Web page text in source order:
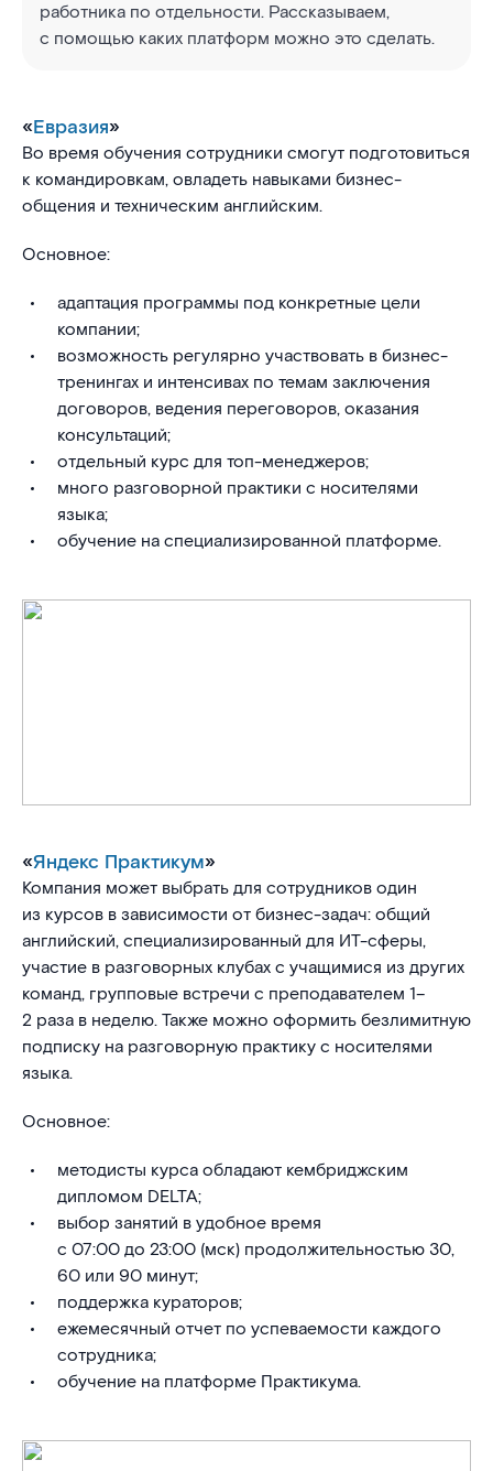
работника по отдельности. Рассказываем,
с помощью каких платформ можно это сделать.
«Евразия»
Во время обучения сотрудники смогут подготовиться
к командировкам, овладеть навыками бизнес-
общения и техническим английским.
Основное:
адаптация программы под конкретные цели
компании;
возможность регулярно участвовать в бизнес-
тренингах и интенсивах по темам заключения
договоров, ведения переговоров, оказания
консультаций;
отдельный курс для топ-менеджеров;
много разговорной практики с носителями
языка;
обучение на специализированной платформе.
«Яндекс Практикум»
Компания может выбрать для сотрудников один
из курсов в зависимости от бизнес-задач: общий
английский, специализированный для ИТ-сферы,
участие в разговорных клубах с учащимися из других
команд, групповые встречи с преподавателем 1–
2 раза в неделю. Также можно оформить безлимитную
подписку на разговорную практику с носителями
языка.
Основное:
методисты курса обладают кембриджским
дипломом DELTA;
выбор занятий в удобное время
с 07:00 до 23:00 (мск) продолжительностью 30,
60 или 90 минут;
поддержка кураторов;
ежемесячный отчет по успеваемости каждого
сотрудника;
обучение на платформе Практикума.